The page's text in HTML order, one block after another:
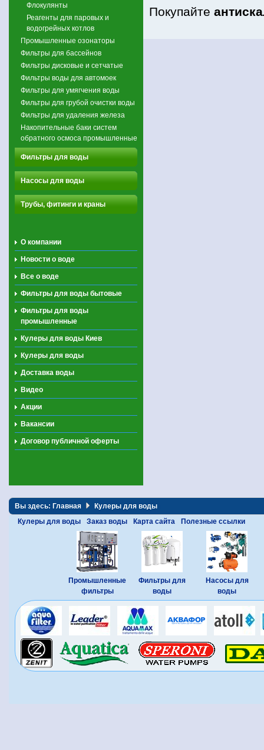
Флокулянты
Реагенты для паровых и
водогрейных котлов
Промышленные озонаторы
Фильтры для бассейнов
Фильтры дисковые и сетчатые
Фильтры воды для автомоек
Фильтры для умягчения воды
Фильтры для грубой очистки воды
Фильтры для удаления железа
Накопительные баки систем
обратного осмоса промышленные
Фильтры для воды
Насосы для воды
Трубы, фитинги и краны
О компании
Новости о воде
Все о воде
Фильтры для воды бытовые
Фильтры для воды
промышленные
Кулеры для воды Киев
Кулеры для воды
Доставка воды
Видео
Акции
Вакансии
Договор публичной оферты
Покупайте
Вы здесь: Главная
Кулеры для воды
Кулеры для воды
Заказ воды Карта сайта Полезные ссылки
Промышленные
фильтры
Фильтры для
воды
Насосы для
воды